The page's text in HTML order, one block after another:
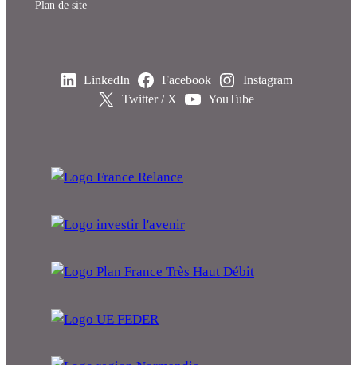
Plan de site
LinkedIn Facebook
Instagram
Twitter / X
YouTube